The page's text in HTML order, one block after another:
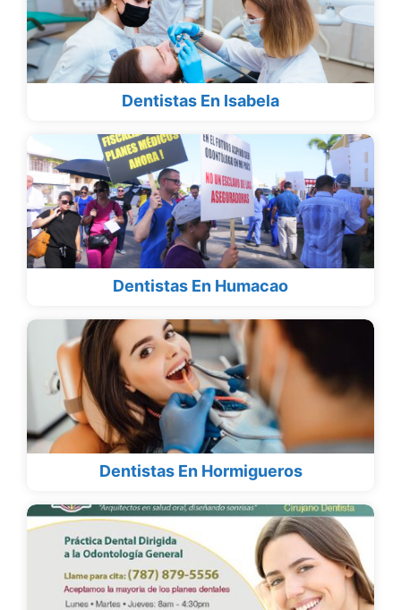
Dentistas En Isabela
Dentistas En Humacao
Dentistas En Hormigueros